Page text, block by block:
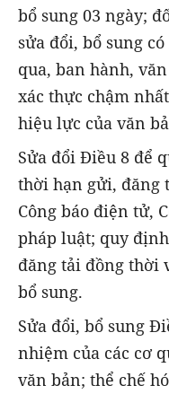
bổ sung 03 ngày;
sửa đổi, bổ sung
qua, ban hành,
xác thực chậm
hiệu lực của văn
Sửa đổi Điều 8 để
thời hạn gửi, đăng
Công báo điện tử,
pháp luật; quy
đăng tải đồng thời
bổ sung.
Sửa đổi, bổ sung
nhiệm của các cơ
văn bản; thể chế